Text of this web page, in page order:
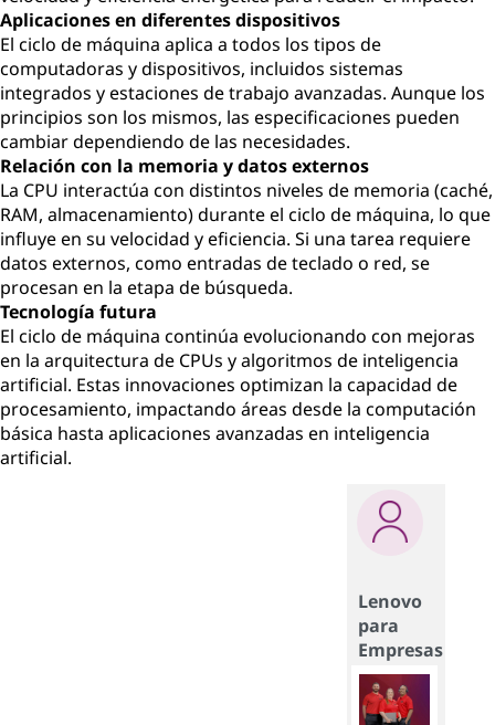
Aplicaciones en diferentes dispositivos
El ciclo de máquina aplica a todos los tipos de
computadoras y dispositivos, incluidos sistemas
integrados y estaciones de trabajo avanzadas. Aunque los
principios son los mismos, las especificaciones pueden
cambiar dependiendo de las necesidades.
Relación con la memoria y datos externos
La CPU interactúa con distintos niveles de memoria (caché,
RAM, almacenamiento) durante el ciclo de máquina, lo que
influye en su velocidad y eficiencia. Si una tarea requiere
datos externos, como entradas de teclado o red, se
procesan en la etapa de búsqueda.
Tecnología futura
El ciclo de máquina continúa evolucionando con mejoras
en la arquitectura de CPUs y algoritmos de inteligencia
artificial. Estas innovaciones optimizan la capacidad de
procesamiento, impactando áreas desde la computación
básica hasta aplicaciones avanzadas en inteligencia
artificial.
Lenovo
para
Empresas